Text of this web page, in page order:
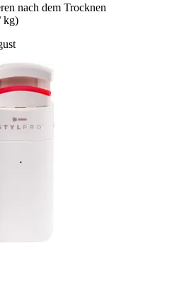
nach dem Trocknen
kg)